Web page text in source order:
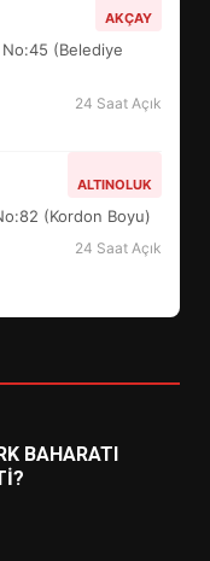
AKÇAY
(Belediye
24 Saat Açık
ALTINOLUK
(Kordon Boyu)
24 Saat Açık
NEYİ
GÖZLER
BAHARATI